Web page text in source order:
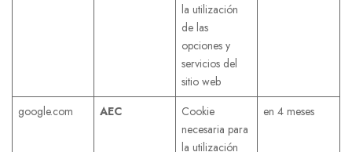
la utilización
de las
opciones y
servicios del
sitio web
google.com AEC
Cookie
necesaria para
la utilización
en 4 meses